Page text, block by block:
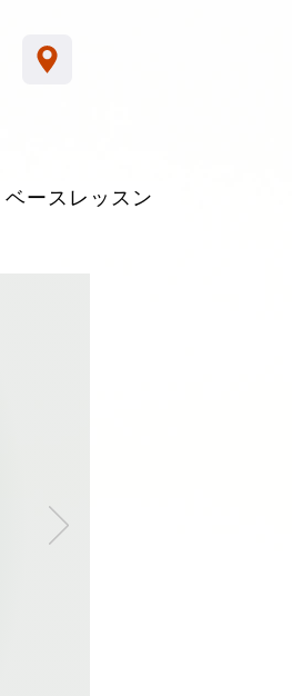
ベースレッスン